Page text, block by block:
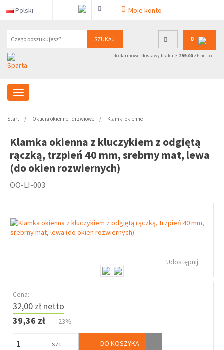
Polski Moje konto
SZUKAJ 0
do darmowej dostawy brakuje: 299.00ZŁ netto
Start Okucia okienne i drzwiowe Klamki okienne
Klamka okienna z kluczykiem z odgiętą
rączką, trzpień 40 mm, srebrny mat, lewa
(do okien rozwiernych)
OO-LI-003
Udostępnij
Cena:
32,00 zł netto
39,36 zł
23%
szt DO KOSZYKA